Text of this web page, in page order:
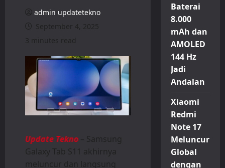
admin updatetekno
September 4, 2025
3 minutes read
Update Tekno – Samsung
Galaxy Tab S11 akhirnya
meluncur dan langsung
Baterai
8.000
mAh dan
AMOLED
144 Hz
Jadi
Andalan
Xiaomi
Redmi
Note 17
Meluncur
Global
dengan